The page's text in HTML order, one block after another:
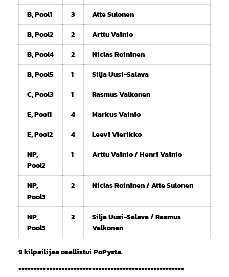
B, Pool1 3
Atte Sulonen
B, Pool2
2
Arttu Vainio
B, Pool4
2
Niclas Roininen
B, Pool5
1
Silja Uusi-Salava
C, Pool3
1
Rasmus Valkonen
E, Pool1
4
Markus Vainio
E, Pool2
4
Leevi Vierikko
NP,
Pool2
1 Arttu Vainio / Henri Vainio
NP,
Pool3
2 Niclas Roininen / Atte Sulonen
NP,
Pool5
2
Silja Uusi-Salava / Rasmus
Valkonen
9 kilpailijaa osallistui PoPysta.
******************************************************